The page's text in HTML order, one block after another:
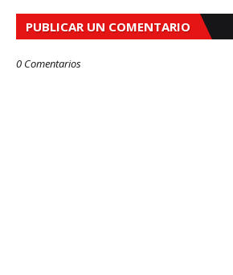
PUBLICAR UN COMENTARIO
0 Comentarios